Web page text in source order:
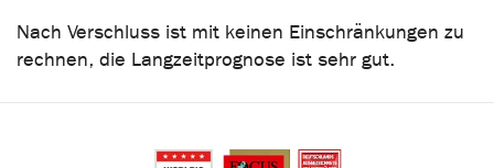
Nach Verschluss ist mit keinen Einschränkungen zu
rechnen, die Langzeitprognose ist sehr gut.